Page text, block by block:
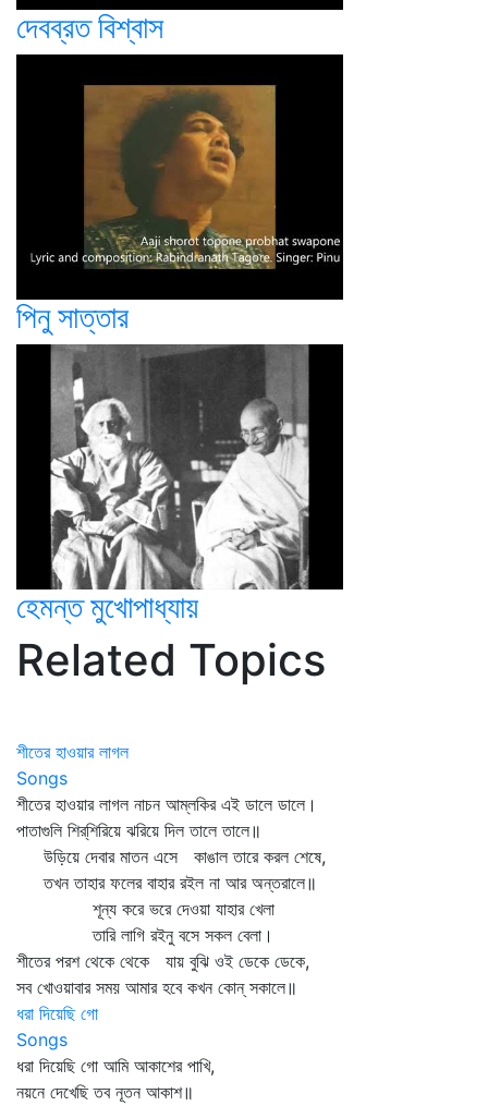
দেবব্রত বিশ্বাস
পিনু সাত্তার
হেমন্ত মুখোপাধ্যায়
Related Topics
শীতের হাওয়ার লাগল
Songs
শীতের হাওয়ার লাগল নাচন আম্‌লকির এই ডালে ডালে।
পাতাগুলি শির্‌শিরিয়ে ঝরিয়ে দিল তালে তালে॥
উড়িয়ে দেবার মাতন এসে কাঙাল তারে করল শেষে,
তখন তাহার ফলের বাহার রইল না আর অন্তরালে॥
শূন্য করে ভরে দেওয়া যাহার খেলা
তারি লাগি রইনু বসে সকল বেলা।
শীতের পরশ থেকে থেকে যায় বুঝি ওই ডেকে ডেকে,
সব খোওয়াবার সময় আমার হবে কখন কোন্‌ সকালে॥
ধরা দিয়েছি গো
Songs
ধরা দিয়েছি গো আমি আকাশের পাখি,
নয়নে দেখেছি তব নূতন আকাশ॥